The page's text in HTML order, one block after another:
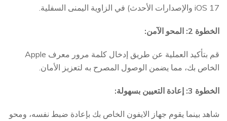
iOS 17 والإصدارات الأحدث) في الزاوية اليمنى السفلية.
الخطوة 2: المحو الآمن:
قم بتأكيد العملية عن طريق إدخال كلمة مرور معرف Apple
الخاص بك، مما يضمن الوصول المصرح به لتعزيز الأمان.
الخطوة 3: إعادة التعيين بسهولة:
شاهد بينما يقوم جهاز الايفون الخاص بك بإعادة ضبط نفسه، ومحو